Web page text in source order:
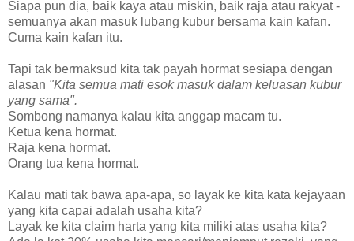
Siapa pun dia, baik kaya atau miskin, baik raja atau rakyat -
semuanya akan masuk lubang kubur bersama kain kafan.
Cuma kain kafan itu.
Tapi tak bermaksud kita tak payah hormat sesiapa dengan
alasan "Kita semua mati esok masuk dalam keluasan kubur
yang sama".
Sombong namanya kalau kita anggap macam tu.
Ketua kena hormat.
Raja kena hormat.
Orang tua kena hormat.
Kalau mati tak bawa apa-apa, so layak ke kita kata kejayaan
yang kita capai adalah usaha kita?
Layak ke kita claim harta yang kita miliki atas usaha kita?